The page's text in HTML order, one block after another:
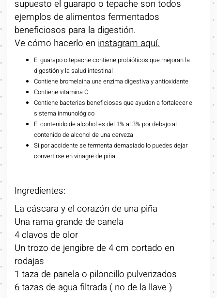
supuesto el guarapo o tepache son todos
ejemplos de alimentos fermentados
beneficiosos para la digestión.
Ve cómo hacerlo en instagram aquí.
El guarapo o tepache contiene probióticos que mejoran la
digestión y la salud intestinal
Contiene bromelaina una enzima digestiva y antioxidante
Contiene vitamina C
Contiene bacterias beneficiosas que ayudan a fortalecer el
sistema inmunológico
El contenido de alcohol es del 1% al 3% por debajo al
contenido de alcohol de una cerveza
Si por accidente se fermenta demasiado lo puedes dejar
convertirse en vinagre de piña
Ingredientes:
La cáscara y el corazón de una piña
Una rama grande de canela
4 clavos de olor
Un trozo de jengibre de 4 cm cortado en
rodajas
1 taza de panela o piloncillo pulverizados
6 tazas de agua filtrada ( no de la llave )